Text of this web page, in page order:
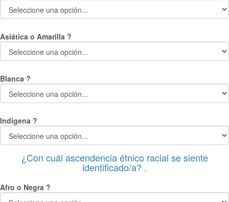
Asiática o Amarilla ?
Blanca ?
Indígena ?
¿Con cuál ascendencia étnico racial se siente
identificado/a? .
Afro o Negra ?